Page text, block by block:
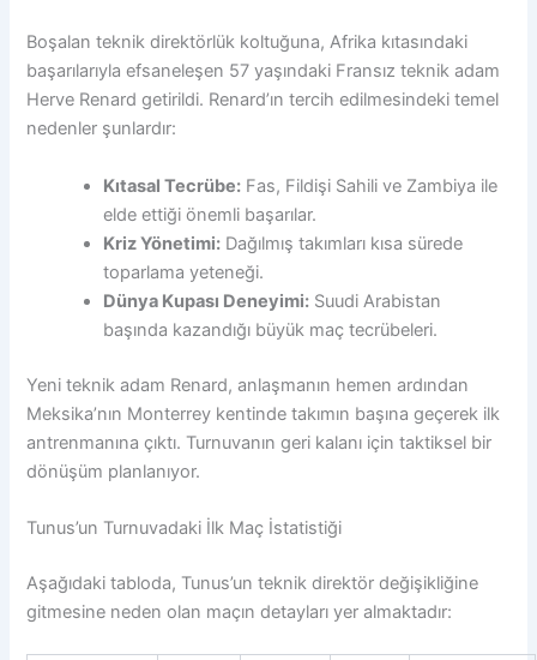
Boşalan teknik direktörlük koltuğuna, Afrika kıtasındaki
başarılarıyla efsaneleşen 57 yaşındaki Fransız teknik adam
Herve Renard getirildi. Renard’ın tercih edilmesindeki temel
nedenler şunlardır:
Kıtasal Tecrübe: Fas, Fildişi Sahili ve Zambiya ile
elde ettiği önemli başarılar.
Kriz Yönetimi: Dağılmış takımları kısa sürede
toparlama yeteneği.
Dünya Kupası Deneyimi: Suudi Arabistan
başında kazandığı büyük maç tecrübeleri.
Yeni teknik adam Renard, anlaşmanın hemen ardından
Meksika’nın Monterrey kentinde takımın başına geçerek ilk
antrenmanına çıktı. Turnuvanın geri kalanı için taktiksel bir
dönüşüm planlanıyor.
Tunus’un Turnuvadaki İlk Maç İstatistiği
Aşağıdaki tabloda, Tunus’un teknik direktör değişikliğine
gitmesine neden olan maçın detayları yer almaktadır: